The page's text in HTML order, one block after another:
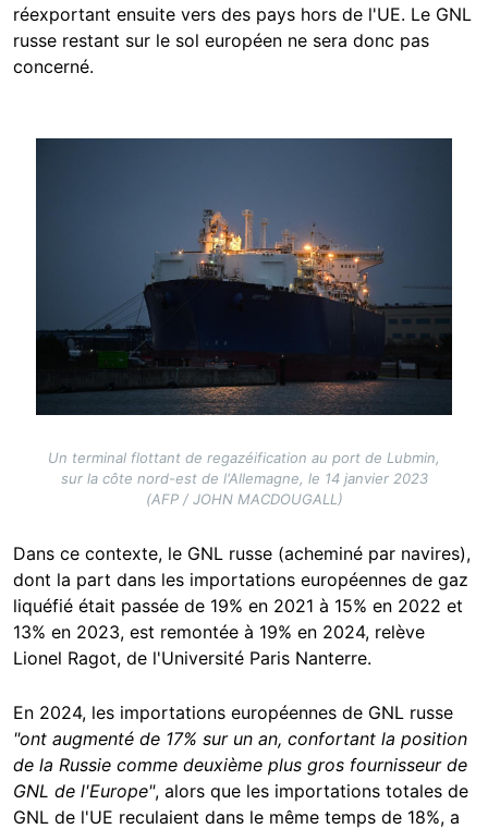
réexportant ensuite vers des pays hors de l'UE. Le GNL
russe restant sur le sol européen ne sera donc pas
concerné.
Un terminal flottant de regazéification au port de Lubmin,
sur la côte nord-est de l'Allemagne, le 14 janvier 2023
(AFP / JOHN MACDOUGALL)
Dans ce contexte, le GNL russe (acheminé par navires),
dont la part dans les importations européennes de gaz
liquéfié était passée de 19% en 2021 à 15% en 2022 et
13% en 2023, est remontée à 19% en 2024, relève
Lionel Ragot, de l'Université Paris Nanterre.
En 2024, les importations européennes de GNL russe
"ont augmenté de 17% sur un an, confortant la position
de la Russie comme deuxième plus gros fournisseur de
GNL de l'Europe", alors que les importations totales de
GNL de l'UE reculaient dans le même temps de 18%, a